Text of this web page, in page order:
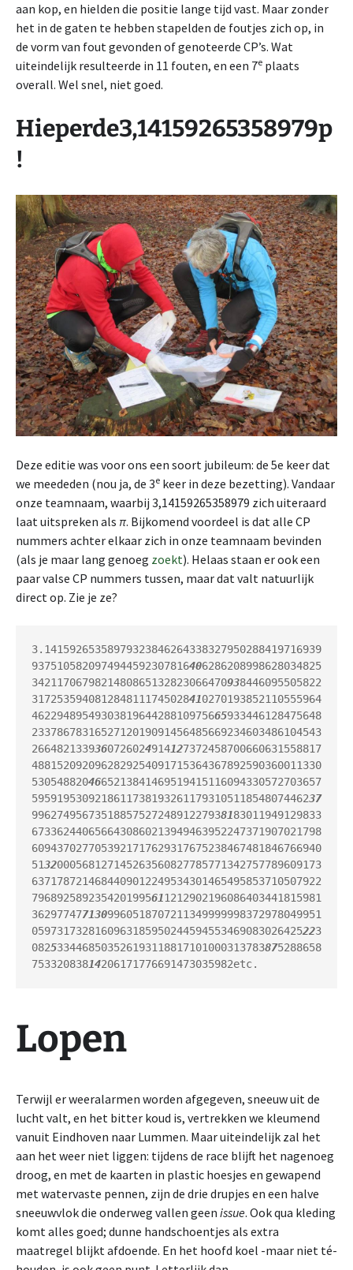
aan kop, en hielden die positie lange tijd vast. Maar zonder
het in de gaten te hebben stapelden de foutjes zich op, in
de vorm van fout gevonden of genoteerde CP’s. Wat
uiteindelijk resulteerde in 11 fouten, en een 7e plaats
overall. Wel snel, niet goed.
Hieperde3,14159265358979p
!
Deze editie was voor ons een soort jubileum: de 5e keer dat
we meededen (nou ja, de 3e keer in deze bezetting). Vandaar
onze teamnaam, waarbij 3,14159265358979 zich uiteraard
laat uitspreken als π. Bijkomend voordeel is dat alle CP
nummers achter elkaar zich in onze teamnaam bevinden
(als je maar lang genoeg zoekt). Helaas staan er ook een
paar valse CP nummers tussen, maar dat valt natuurlijk
direct op. Zie je ze?
3.14159265358979323846264338327950288419716939
9375105820974944592307816406286208998628034825
3421170679821480865132823066470938446095505822
3172535940812848111745028410270193852110555964
4622948954930381964428810975665933446128475648
2337867831652712019091456485669234603486104543
2664821339360726024914127372458700660631558817
4881520920962829254091715364367892590360011330
5305488204665213841469519415116094330572703657
5959195309218611738193261179310511854807446237
9962749567351885752724891227938183011949129833
6733624406566430860213949463952247371907021798
6094370277053921717629317675238467481846766940
5132000568127145263560827785771342757789609173
6371787214684409012249534301465495853710507922
7968925892354201995611212902196086403441815981
3629774771309960518707211349999998372978049951
0597317328160963185950244594553469083026425223
0825334468503526193118817101000313783875288658
75332083814206171776691473035982etc.
Lopen
Terwijl er weeralarmen worden afgegeven, sneeuw uit de
lucht valt, en het bitter koud is, vertrekken we kleumend
vanuit Eindhoven naar Lummen. Maar uiteindelijk zal het
aan het weer niet liggen: tijdens de race blijft het nagenoeg
droog, en met de kaarten in plastic hoesjes en gewapend
met watervaste pennen, zijn de drie drupjes en een halve
sneeuwvlok die onderweg vallen geen issue. Ook qua kleding
komt alles goed; dunne handschoentjes als extra
maatregel blijkt afdoende. En het hoofd koel -maar niet té-